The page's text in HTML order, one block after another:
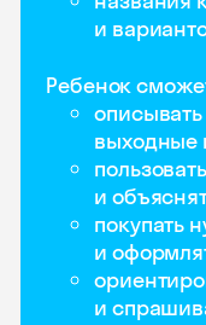
и
Ребенок
выходные
и
покупать
и
и